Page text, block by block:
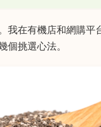
我在有機店和網購平
個挑選心法。